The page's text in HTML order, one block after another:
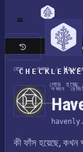
লোড হচ্ছে
ক্লাসিক সাইট
হোম / লঙ্ঘন /
লঙ্ঘন
কী ফাঁস হয়েছে, কখন